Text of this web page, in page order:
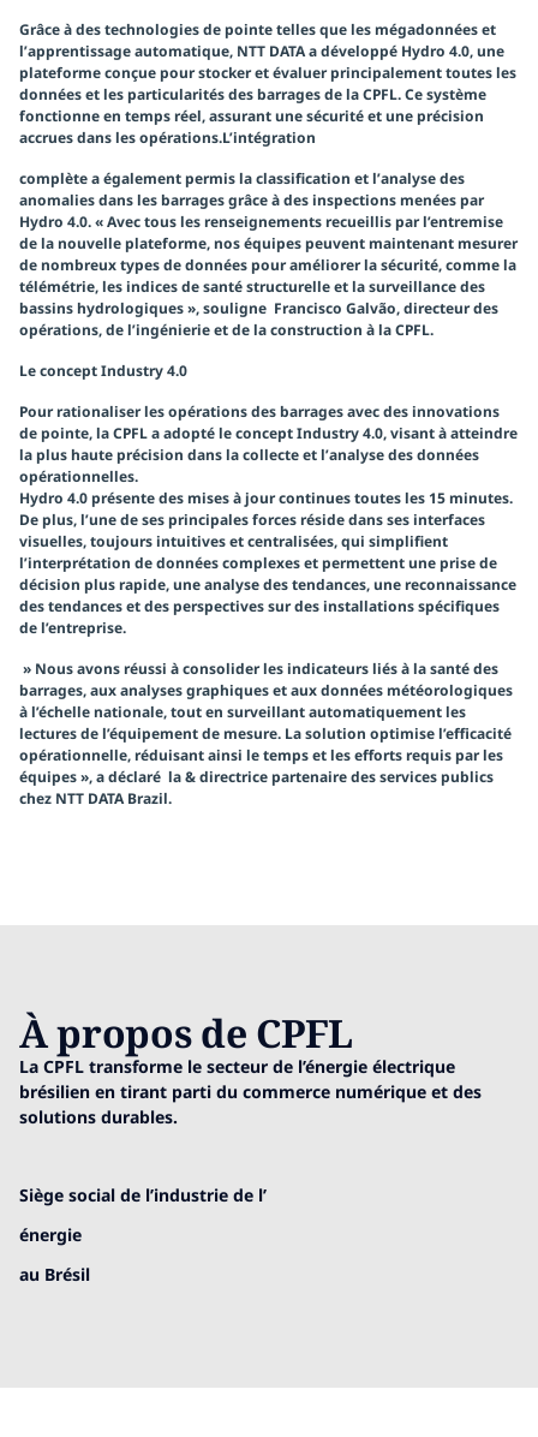
Grâce à des technologies de pointe telles que les mégadonnées et
l’apprentissage automatique, NTT DATA a développé Hydro 4.0, une
plateforme conçue pour stocker et évaluer principalement toutes les
données et les particularités des barrages de la CPFL. Ce système
fonctionne en temps réel, assurant une sécurité et une précision
accrues dans les opérations.L’intégration
complète a également permis la classification et l’analyse des
anomalies dans les barrages grâce à des inspections menées par
Hydro 4.0. « Avec tous les renseignements recueillis par l’entremise
de la nouvelle plateforme, nos équipes peuvent maintenant mesurer
de nombreux types de données pour améliorer la sécurité, comme la
télémétrie, les indices de santé structurelle et la surveillance des
bassins hydrologiques », souligne Francisco Galvão, directeur des
opérations, de l’ingénierie et de la construction à la CPFL.
Le concept Industry 4.0
Pour rationaliser les opérations des barrages avec des innovations
de pointe, la CPFL a adopté le concept Industry 4.0, visant à atteindre
la plus haute précision dans la collecte et l’analyse des données
opérationnelles.
Hydro 4.0 présente des mises à jour continues toutes les 15 minutes.
De plus, l’une de ses principales forces réside dans ses interfaces
visuelles, toujours intuitives et centralisées, qui simplifient
l’interprétation de données complexes et permettent une prise de
décision plus rapide, une analyse des tendances, une reconnaissance
des tendances et des perspectives sur des installations spécifiques
de l’entreprise.
» Nous avons réussi à consolider les indicateurs liés à la santé des
barrages, aux analyses graphiques et aux données météorologiques
à l’échelle nationale, tout en surveillant automatiquement les
lectures de l’équipement de mesure. La solution optimise l’efficacité
opérationnelle, réduisant ainsi le temps et les efforts requis par les
équipes », a déclaré la & directrice partenaire des services publics
chez NTT DATA Brazil.
À propos de CPFL
La CPFL transforme le secteur de l’énergie électrique
brésilien en tirant parti du commerce numérique et des
solutions durables.
Siège social de l’industrie de l’
énergie
au Brésil